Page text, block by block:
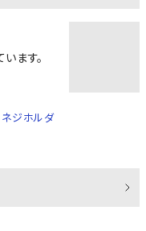
ます。
ネジホルダ